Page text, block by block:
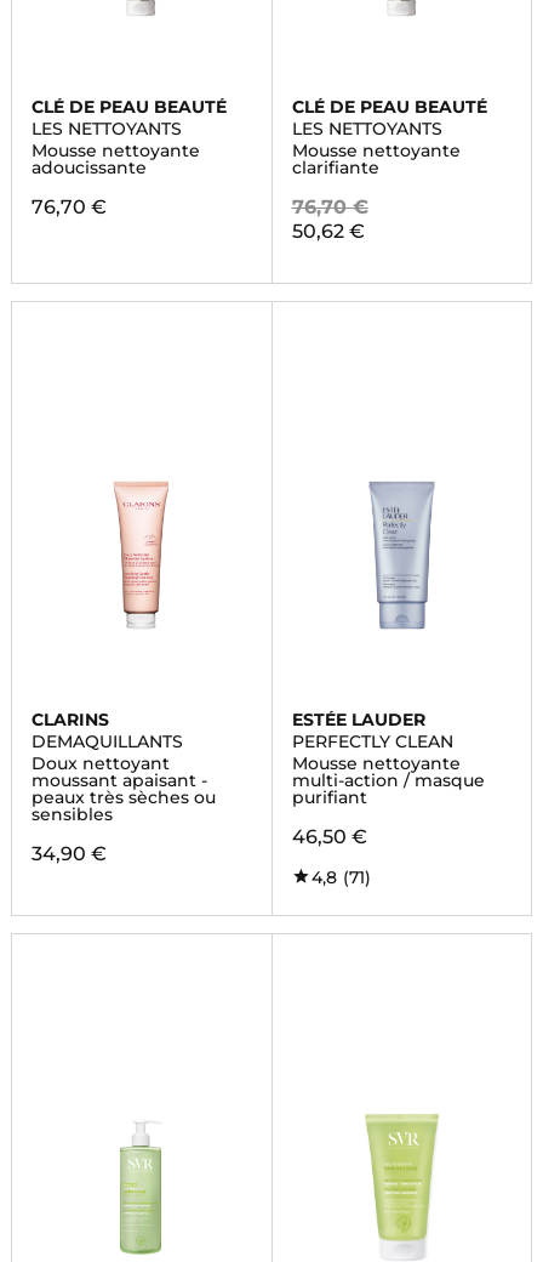
CLÉ DE PEAU BEAUTÉ
LES NETTOYANTS
Mousse nettoyante
adoucissante
76,70 €
CLÉ DE PEAU BEAUTÉ
LES NETTOYANTS
Mousse nettoyante
clarifiante
76,70 €
50,62 €
CLARINS
DEMAQUILLANTS
Doux nettoyant
moussant apaisant -
peaux très sèches ou
sensibles
34,90 €
ESTÉE LAUDER
PERFECTLY CLEAN
Mousse nettoyante
multi-action / masque
purifiant
46,50 €
4,8 (71)